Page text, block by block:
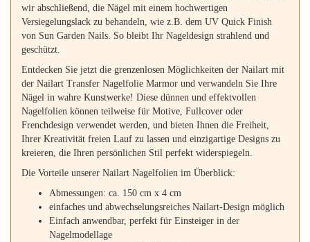
wir abschließend, die Nägel mit einem hochwertigen
Versiegelungslack zu behandeln, wie z.B. dem UV Quick Finish
von Sun Garden Nails. So bleibt Ihr Nageldesign strahlend und
geschützt.
Entdecken Sie jetzt die grenzenlosen Möglichkeiten der Nailart mit
der Nailart Transfer Nagelfolie Marmor und verwandeln Sie Ihre
Nägel in wahre Kunstwerke! Diese dünnen und effektvollen
Nagelfolien können teilweise für Motive, Fullcover oder
Frenchdesign verwendet werden, und bieten Ihnen die Freiheit,
Ihrer Kreativität freien Lauf zu lassen und einzigartige Designs zu
kreieren, die Ihren persönlichen Stil perfekt widerspiegeln.
Die Vorteile unserer Nailart Nagelfolien im Überblick:
Abmessungen: ca. 150 cm x 4 cm
einfaches und abwechselungsreiches Nailart-Design möglich
Einfach anwendbar, perfekt für Einsteiger in der
Nagelmodellage